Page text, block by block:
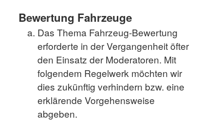
Bewertung Fahrzeuge
Das Thema Fahrzeug-Bewertung
erforderte in der Vergangenheit öfter
den Einsatz der Moderatoren. Mit
folgendem Regelwerk möchten wir
dies zukünftig verhindern bzw. eine
erklärende Vorgehensweise
abgeben.